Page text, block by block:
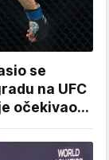
se
na UFC
očekivao...